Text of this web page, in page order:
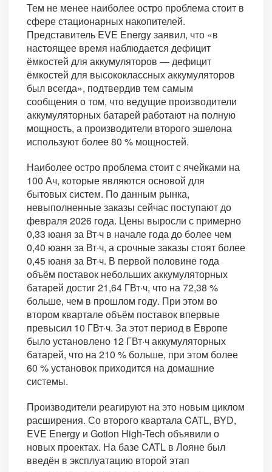
Тем не менее наиболее остро проблема стоит в
сфере стационарных накопителей.
Представитель EVE Energy заявил, что «в
настоящее время наблюдается дефицит
ёмкостей для аккумуляторов — дефицит
ёмкостей для высококлассных аккумуляторов
был всегда», подтвердив тем самым
сообщения о том, что ведущие производители
аккумуляторных батарей работают на полную
мощность, а производители второго эшелона
используют более 80 % мощностей.
Наиболее остро проблема стоит с ячейками на
100 Ач, которые являются основой для
бытовых систем. По данным рынка,
невыполненные заказы сейчас поступают до
февраля 2026 года. Цены выросли с примерно
0,33 юаня за Вт·ч в начале года до более чем
0,40 юаня за Вт·ч, а срочные заказы стоят более
0,45 юаня за Вт·ч. В первой половине года
объём поставок небольших аккумуляторных
батарей достиг 21,64 ГВт·ч, что на 72,38 %
больше, чем в прошлом году. При этом во
втором квартале объём поставок впервые
превысил 10 ГВт·ч. За этот период в Европе
было установлено 12 ГВт·ч аккумуляторных
батарей, что на 210 % больше, при этом более
60 % установок приходится на домашние
системы.
Производители реагируют на это новым циклом
расширения. Со второго квартала CATL, BYD,
EVE Energy и Gotion High-Tech объявили о
новых проектах. На базе CATL в Лояне был
введён в эксплуатацию второй этап